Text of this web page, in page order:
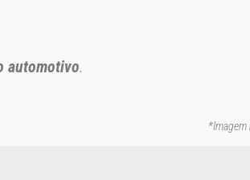
automotivo.
*Imagem